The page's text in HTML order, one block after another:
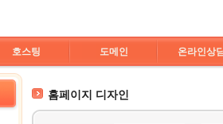
호스팅 도메인 온라인상
홈페이지 디자인